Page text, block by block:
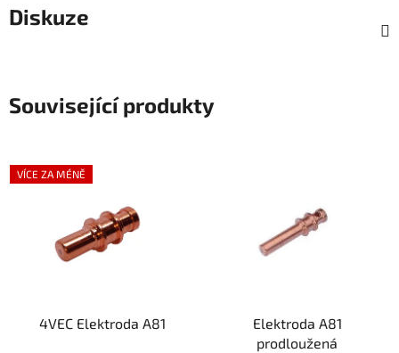
Diskuze
Související produkty
VÍCE ZA MÉNĚ
4VEC Elektroda A81
Elektroda A81
prodloužená